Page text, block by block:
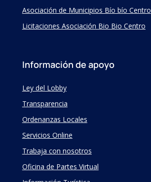
Asociación de Municipios Bío bío Centro
Licitaciones Asociación Bio Bio Centro
Información de apoyo
Ley del Lobby
Transparencia
Ordenanzas Locales
Servicios Online
Trabaja con nosotros
Oficina de Partes Virtual